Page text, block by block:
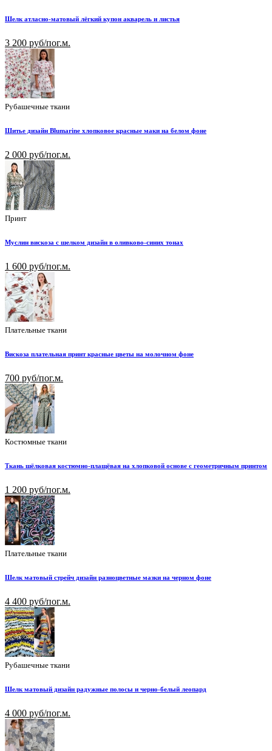
Шелк атласно-матовый лёгкий купон акварель и листья
3 200 руб/пог.м.
Рубашечные ткани
Шитье дизайн Blumarine хлопковое красные маки на белом фоне
2 000 руб/пог.м.
Принт
Муслин вискоза с шелком дизайн в оливково-синих тонах
1 600 руб/пог.м.
Плательные ткани
Вискоза плательная принт красные цветы на молочном фоне
700 руб/пог.м.
Костюмные ткани
Ткань шёлковая костюмно-плащёвая на хлопковой основе с геометричным принтом
1 200 руб/пог.м.
Плательные ткани
Шелк матовый стрейч дизайн разноцветные мазки на черном фоне
4 400 руб/пог.м.
Рубашечные ткани
Шелк матовый дизайн радужные полосы и черно-белый леопард
4 000 руб/пог.м.